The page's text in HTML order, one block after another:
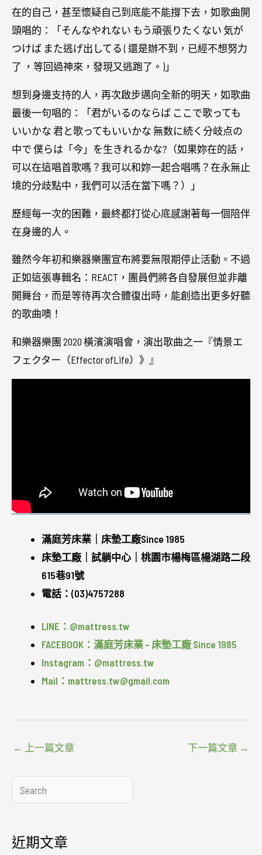
在的自己，甚至懷疑自己到底能不能撐下去，如歌曲開
頭唱的：「そんなやれない もう頑張りたくない 気が
つけば また逃げ出してる ( 還是辦不到，已經不想努力
了 ，等回過神來，發現又逃跑了。)」
想到身邊支持的人，再次啟步邁向全新的明天，如歌曲
最後一句唱的：「君がいるのならば ここで歌っても
いいかな 君と歌ってもいいかな 無数に続く分岐点の
中で 僕らは「今」を生きれるかな?（如果妳在的話，
可以在這唱首歌嗎？我可以和妳一起合唱嗎？在永無止
境的分歧點中，我們可以活在當下嗎？）」
歷經每一次的困難，最終都打從心底感謝著每一個陪伴
在身邊的人。
雖然今年初和樂器樂團宣布將要無限期停止活動。不過
正如這張專輯名：REACT，團員們將各自發展但並非離
開舞台，而是等待再次合體復出時，能創造出更多好聽
的歌曲噢！
和樂器樂團 2020 橫濱演唱會，演出歌曲之一『情景エ
フェクター（Effector ofLife）》』
滿庭芳床業｜床墊工廠Since 1985
床墊工廠｜試躺中心｜桃園市楊梅區楊湖路二段
615巷91號
電話：(03)4757288
LINE：@mattress.tw
FACEBOOK：滿庭芳床業 – 床墊工廠 Since 1985
Instagram：@mattress.tw
Mail：mattress.tw@gmail.com
← 上一篇文章 下一篇文章 →
搜
尋
近期文章